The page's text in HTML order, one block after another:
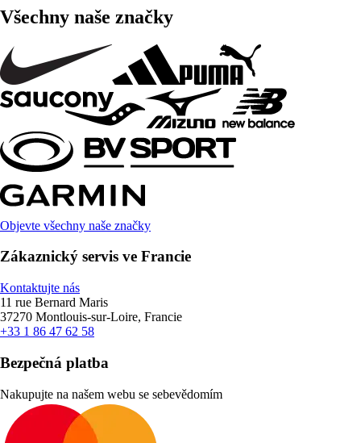
Všechny naše značky
Objevte všechny naše značky
Zákaznický servis ve Francie
Kontaktujte nás
11 rue Bernard Maris
37270 Montlouis-sur-Loire, Francie
+33 1 86 47 62 58
Bezpečná platba
Nakupujte na našem webu se sebevědomím